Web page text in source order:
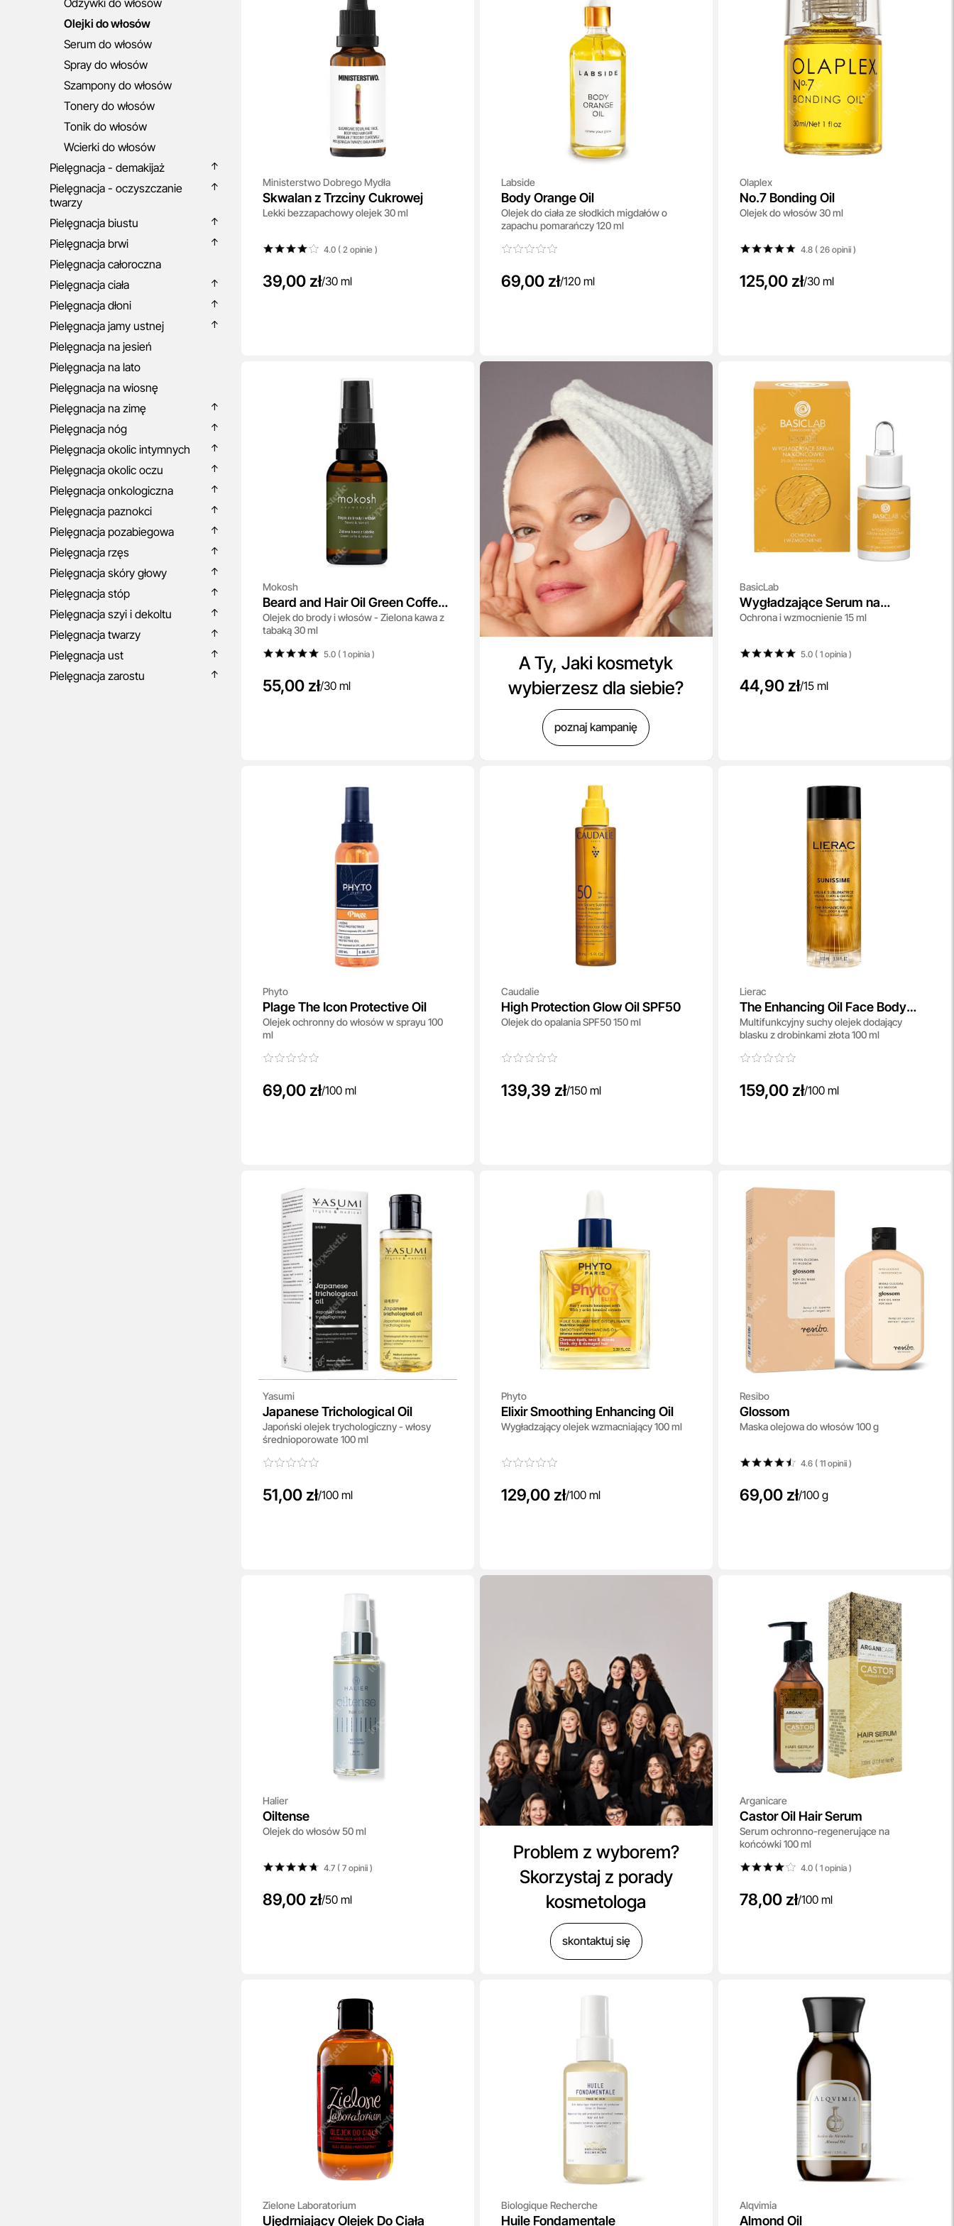
Odżywki do włosów
Olejki do włosów
Serum do włosów
Spray do włosów
Szampony do włosów
Tonery do włosów
Tonik do włosów
Wcierki do włosów
Pielęgnacja - demakijaż
Pielęgnacja - oczyszczanie
twarzy
Pielęgnacja biustu
Pielęgnacja brwi
Pielęgnacja całoroczna
Pielęgnacja ciała
Pielęgnacja dłoni
Pielęgnacja jamy ustnej
Pielęgnacja na jesień
Pielęgnacja na lato
Pielęgnacja na wiosnę
Pielęgnacja na zimę
Pielęgnacja nóg
Pielęgnacja okolic intymnych
Pielęgnacja okolic oczu
Pielęgnacja onkologiczna
Pielęgnacja paznokci
Pielęgnacja pozabiegowa
Pielęgnacja rzęs
Pielęgnacja skóry głowy
Pielęgnacja stóp
Pielęgnacja szyi i dekoltu
Pielęgnacja twarzy
Pielęgnacja ust
Pielęgnacja zarostu
Ministerstwo Dobrego Mydła
Skwalan z Trzciny Cukrowej
Lekki bezzapachowy olejek 30 ml
4.0 ( 2opinie)
39,00 zł/30 ml
Labside
Body Orange Oil
Olejek do ciała ze słodkich migdałów o
zapachu pomarańczy 120 ml
69,00 zł/120 ml
Olaplex
No.7 Bonding Oil
Olejek do włosów 30 ml
4.8 ( 26opinii)
125,00 zł/30 ml
Mokosh
Beard and Hair Oil Green Coffee
& Tobacco
Olejek do brody i włosów - Zielona kawa z
tabaką 30 ml
5.0 ( 1opinia)
55,00 zł/30 ml
A Ty, Jaki kosmetyk
wybierzesz dla siebie?
poznaj kampanię
BasicLab
Wygładzające Serum na
Końcówki
Ochrona i wzmocnienie 15 ml
5.0 ( 1opinia)
44,90 zł/15 ml
Phyto
Plage The Icon Protective Oil
Olejek ochronny do włosów w sprayu 100
ml
69,00 zł/100 ml
Caudalie
High Protection Glow Oil SPF50
Olejek do opalania SPF50 150 ml
139,39 zł/150 ml
Lierac
The Enhancing Oil Face Body
And Hair
Multifunkcyjny suchy olejek dodający
blasku z drobinkami złota 100 ml
159,00 zł/100 ml
Yasumi
Japanese Trichological Oil
Japoński olejek trychologiczny - włosy
średnioporowate 100 ml
51,00 zł/100 ml
Phyto
Elixir Smoothing Enhancing Oil
Wygładzający olejek wzmacniający 100 ml
129,00 zł/100 ml
Resibo
Glossom
Maska olejowa do włosów 100 g
4.6 ( 11opinii)
69,00 zł/100 g
Halier
Oiltense
Olejek do włosów 50 ml
4.7 ( 7opinii)
89,00 zł/50 ml
Problem z wyborem?
Skorzystaj z porady
kosmetologa
skontaktuj się
Arganicare
Castor Oil Hair Serum
Serum ochronno-regenerujące na
końcówki 100 ml
4.0 ( 1opinia)
78,00 zł/100 ml
Zielone Laboratorium
Ujędrniający Olejek Do Ciała
Biologique Recherche
Huile Fondamentale
Alqvimia
Almond Oil